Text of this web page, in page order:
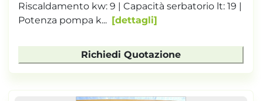
Riscaldamento kw: 9 | Capacità serbatorio lt: 19 |
Potenza pompa k...
dettagli
Richiedi Quotazione